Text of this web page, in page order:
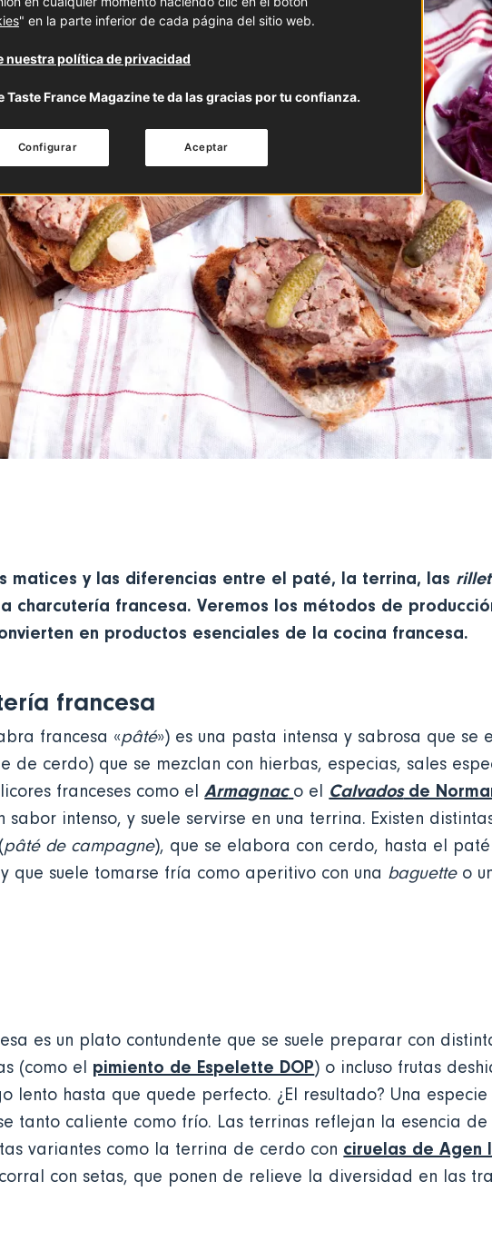
matices y las diferencias entre el paté, la terrina, las
charcutería francesa. Veremos los métodos de
en productos esenciales de la cocina francesa.
francesa
francesa «pâté») es una pasta intensa y sabrosa que se
de cerdo) que se mezclan con hierbas, especias, sales
franceses como elArmagnac o el Calvadosde
intenso, y suele servirse en una terrina. Existen
pâté de campagne), que se elabora con cerdo, hasta el
que suele tomarse fría como aperitivo con una baguetteo
es un plato contundente que se suele preparar con
(como el pimiento de Espelette DOP) o incluso frutas
lento hasta que quede perfecto. ¿El resultado? Una
tanto caliente como frío. Las terrinas reflejan la esencia
variantes como la terrina de cerdo con ciruelas de Agen
con setas, que ponen de relieve la diversidad en las
" en la parte inferior de cada página del sitio web.
nuestra política de privacidad
Taste France Magazine te da las gracias por tu confianza.
Aceptar
Configurar